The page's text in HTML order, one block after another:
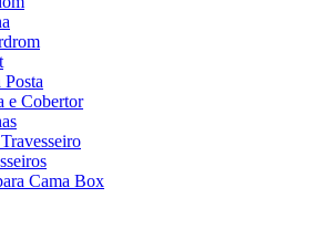
Posta
e Cobertor
Cama Box